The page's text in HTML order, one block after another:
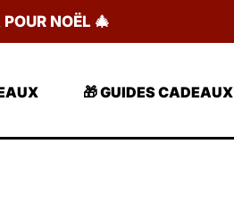
NOËL 🎄
🎁 GUIDES CADEAUX